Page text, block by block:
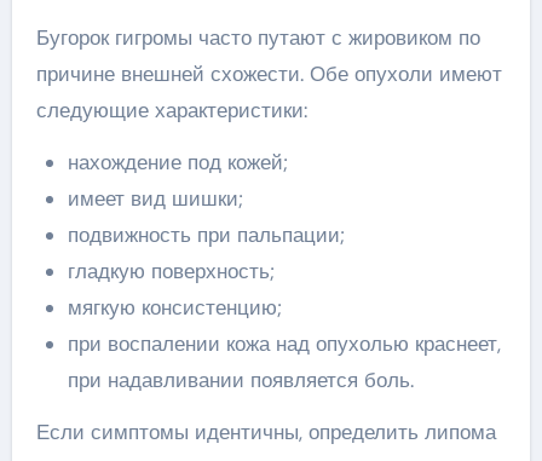
Бугорок гигромы часто путают с жировиком по
причине внешней схожести. Обе опухоли имеют
следующие характеристики:
нахождение под кожей;
имеет вид шишки;
подвижность при пальпации;
гладкую поверхность;
мягкую консистенцию;
при воспалении кожа над опухолью краснеет,
при надавливании появляется боль.
Если симптомы идентичны, определить липома